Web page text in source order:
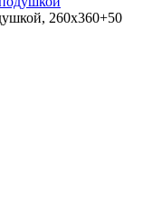
260х360+50